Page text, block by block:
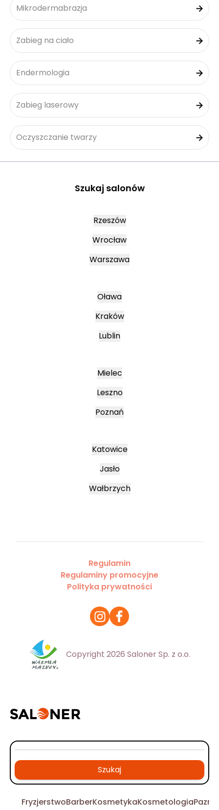
Mikrodermabrazja
Zabieg na ciało
Endermologia
Zabieg laserowy
Oczyszczanie twarzy
Szukaj salonów
Rzeszów
Wrocław
Warszawa
Oława
Kraków
Lublin
Mielec
Leszno
Poznań
Katowice
Jasło
Wałbrzych
Regulamin
Regulaminy promocyjne
Polityka prywatności
Copyright 2026 Saloner Sp. z o.o.
Szukaj
FryzjerstwoBarberKosmetykaKosmetologia